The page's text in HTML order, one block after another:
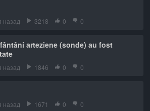
назад 3218 0 0
arteziene (sonde) au fost
назад 1846 0 0
назад 1671 0 0